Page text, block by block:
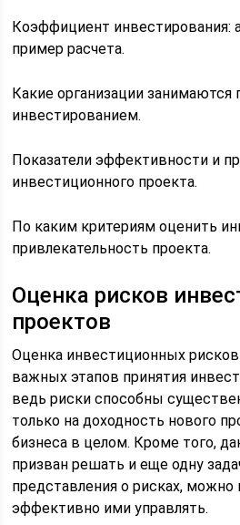
Коэффициент инвестирования:
пример расчета.
Какие организации
инвестированием.
Показатели эффективности и
инвестиционного проекта.
По каким критериям оценить
привлекательность проекта.
Оценка рисков
проектов
Оценка инвестиционных
важных этапов принятия
ведь риски способны
только на доходность нового
бизнеса в целом. Кроме того,
призван решать и еще одну
представления о рисках, можно
эффективно ими управлять.